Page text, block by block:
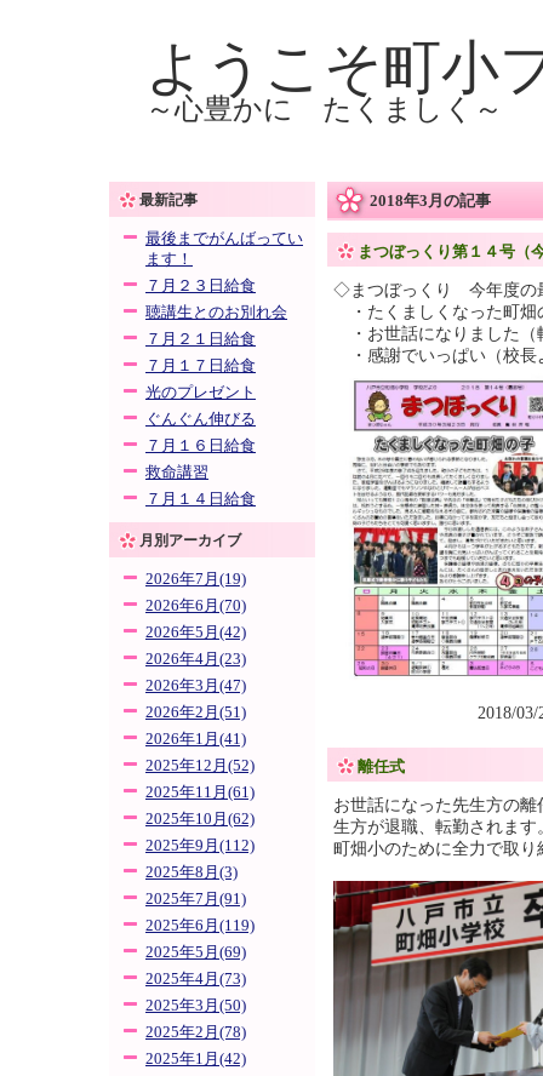
ようこそ町小
～心豊かに たくましく～
最新記事
最後までがんばってい
ます！
７月２３日給食
聴講生とのお別れ会
７月２１日給食
７月１７日給食
光のプレゼント
ぐんぐん伸びる
７月１６日給食
救命講習
７月１４日給食
月別アーカイブ
2026年7月(19)
2026年6月(70)
2026年5月(42)
2026年4月(23)
2026年3月(47)
2026年2月(51)
2026年1月(41)
2025年12月(52)
2025年11月(61)
2025年10月(62)
2025年9月(112)
2025年8月(3)
2025年7月(91)
2025年6月(119)
2025年5月(69)
2025年4月(73)
2025年3月(50)
2025年2月(78)
2025年1月(42)
2018年3月の記事
まつぼっくり第１４号（
◇まつぼっくり 今年度の
・たくましくなった町畑
・お世話になりました（
・感謝でいっぱい（校長
2018/
離任式
お世話になった先生方の
生方が退職、転勤されます
町畑小のために全力で取